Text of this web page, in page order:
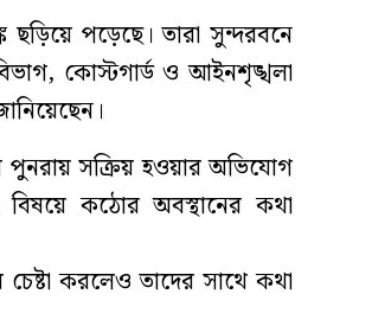
পড়েছে। তারা সুন্দরবনে
কোস্টগার্ড ও আইনশৃঙ্খলা
পুনরায় সক্রিয় হওয়ার অভিযোগ
কঠোর অবস্থানের কথা
করলেও তাদের সাথে কথা